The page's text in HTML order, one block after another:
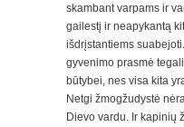
skambant varpams ir
gailestį ir neapykantą
išdrįstantiems
gyvenimo prasmė
būtybei, nes visa kita
Netgi žmogžudystė
Dievo vardu. Ir kapinių